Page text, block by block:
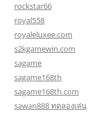
rockstar66
royal558
royaleluxee.com
s2kgamewin.com
sagame
sagame168th
sagame168th.com
sawan888 ทดลองเล่น